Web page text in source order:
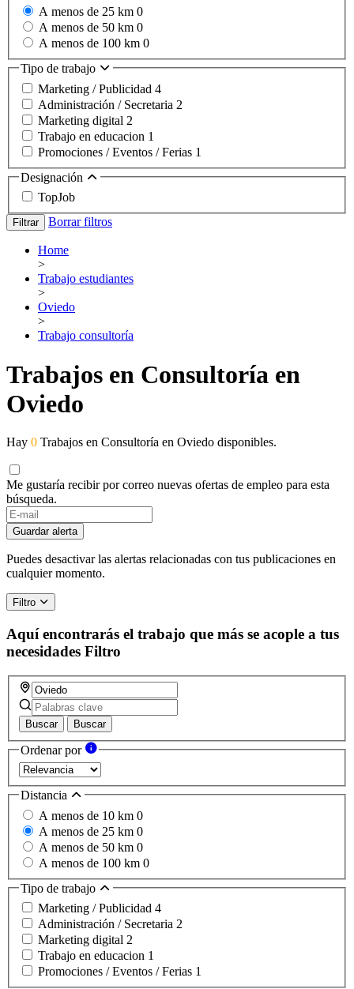
A menos de 25 km 0
A menos de 50 km 0
A menos de 100 km 0
Tipo de trabajo
Marketing / Publicidad 4
Administración / Secretaria 2
Marketing digital 2
Trabajo en educacion 1
Promociones / Eventos / Ferias 1
Designación
TopJob
Filtrar Borrar filtros
Home
>
Trabajo estudiantes
>
Oviedo
>
Trabajo consultoría
Trabajos en Consultoría en
Oviedo
Hay 0 Trabajos en Consultoría en Oviedo disponibles.
Me gustaría recibir por correo nuevas ofertas de empleo para esta
búsqueda.
If
you
are
a
human,
ignore
this
field
Guardar alerta
Puedes desactivar las alertas relacionadas con tus publicaciones en
cualquier momento.
Filtro
Aquí encontrarás el trabajo que más se acople a tus
necesidades Filtro
Buscar Buscar
Ordenar por
Distancia
A menos de 10 km 0
A menos de 25 km 0
A menos de 50 km 0
A menos de 100 km 0
Tipo de trabajo
Marketing / Publicidad 4
Administración / Secretaria 2
Marketing digital 2
Trabajo en educacion 1
Promociones / Eventos / Ferias 1